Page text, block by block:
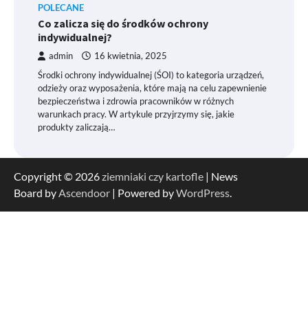
POLECANE
Co zalicza się do środków ochrony
indywidualnej?
admin 16 kwietnia, 2025
Środki ochrony indywidualnej (ŚOI) to kategoria urządzeń,
odzieży oraz wyposażenia, które mają na celu zapewnienie
bezpieczeństwa i zdrowia pracowników w różnych
warunkach pracy. W artykule przyjrzymy się, jakie
produkty zaliczają…
Copyright © 2026ziemniaki czy kartofle | News
Board byAscendoor | Powered byWordPress.